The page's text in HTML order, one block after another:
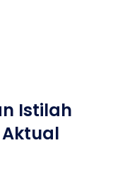
Istilah